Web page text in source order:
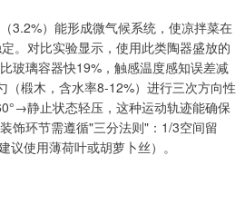
3.2%）能形成微气候系统，使凉拌菜在
。对比实验显示，使用此类陶器盛放的
玻璃容器快19%，触感温度感知误差减
椴木，含水率8-12%）进行三次方向性
静止状态轻压，这种运动轨迹能确保
饰环节需遵循"三分法则"：1/3空间留
议使用薄荷叶或胡萝卜丝）。